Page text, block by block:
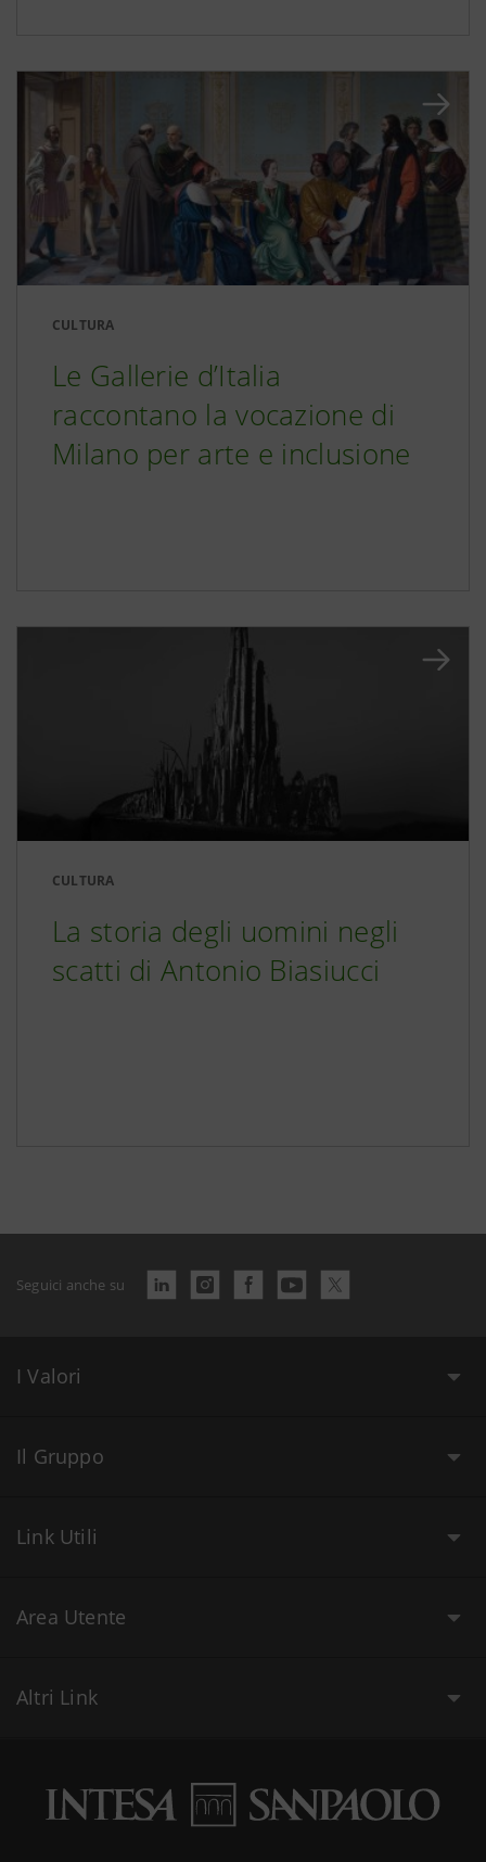
CULTURA
Le Gallerie d’Italia
raccontano la vocazione di
Milano per arte e inclusione
CULTURA
La storia degli uomini negli
scatti di Antonio Biasiucci
Seguici anche su
I Valori
Il Gruppo
Link Utili
Area Utente
Altri Link